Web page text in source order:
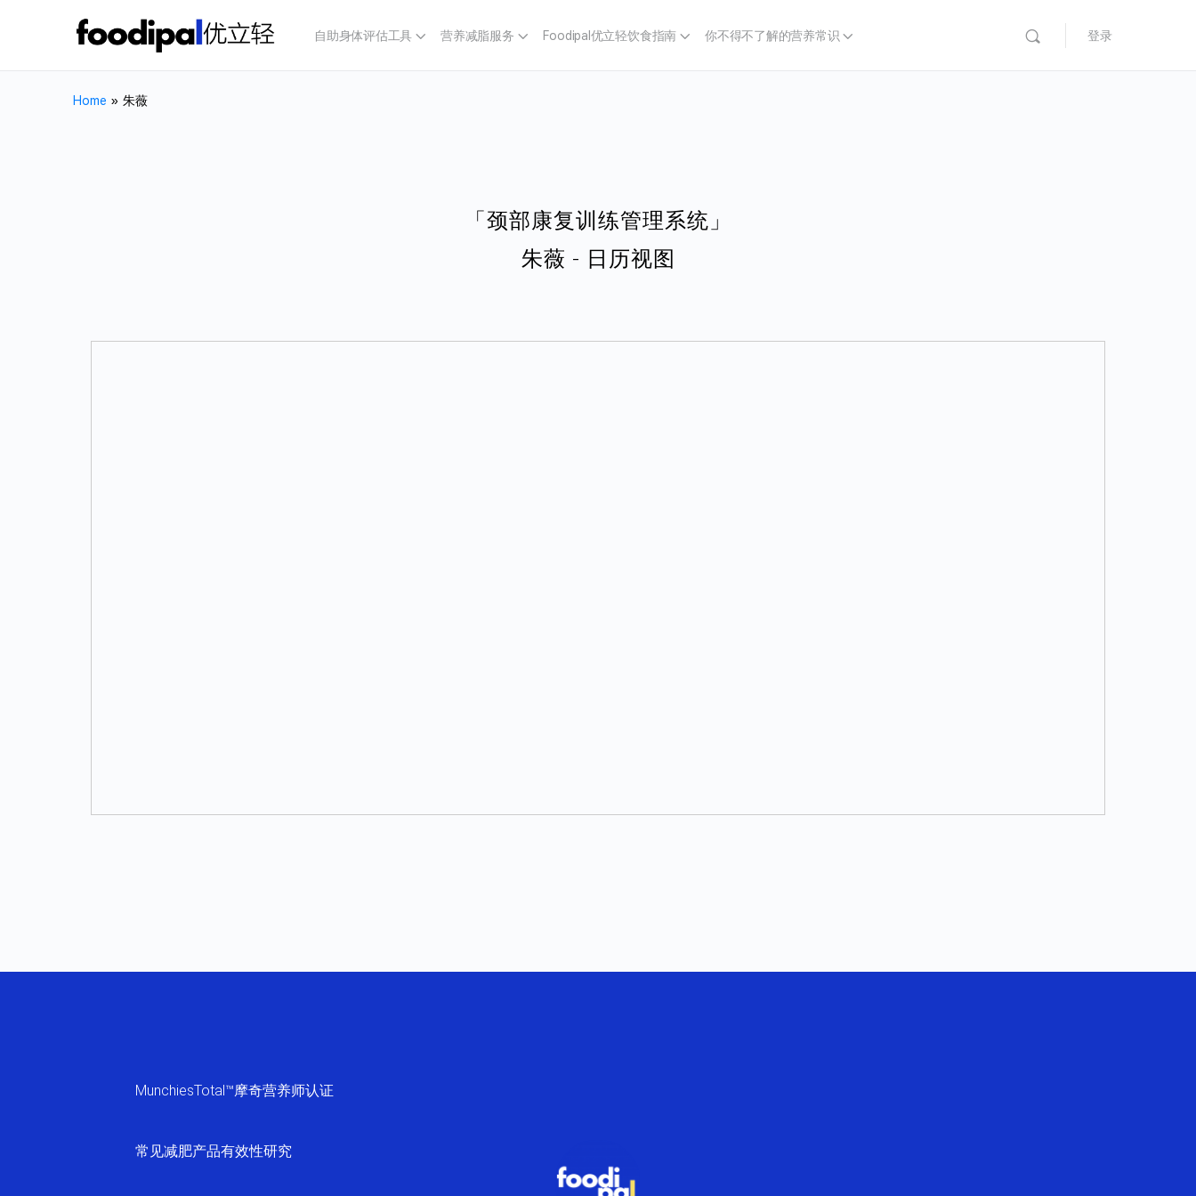
自助身体评估工具 营养减脂服务 Foodipal优立轻饮食指南 你不得不了解的营养常识 登录
Home » 朱薇
「颈部康复训练管理系统」
朱薇 - 日历视图
MunchiesTotal™摩奇营养师认证
常见减肥产品有效性研究